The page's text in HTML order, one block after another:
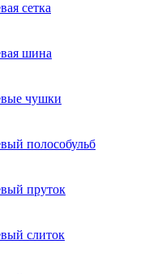
сетка
шина
чушки
полособульб
пруток
слиток